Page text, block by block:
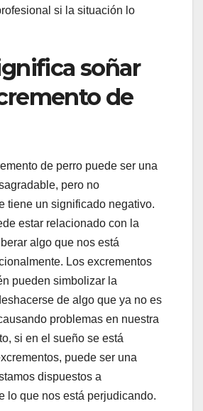
si la situación lo
soñar
de
de perro puede ser una
pero no
tiene un significado negativo.
estar relacionado con la
algo que nos está
Los excrementos
pueden simbolizar la
de algo que ya no es
problemas en nuestra
si en el sueño se está
puede ser una
dispuestos a
lo que nos está perjudicando.